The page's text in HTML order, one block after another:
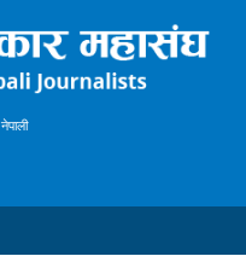
नेपाली